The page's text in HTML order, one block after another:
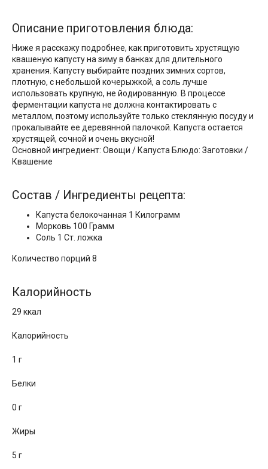
Описание приготовления блюда:
Ниже я расскажу подробнее, как приготовить хрустящую
квашеную капусту на зиму в банках для длительного
хранения. Капусту выбирайте поздних зимних сортов,
плотную, с небольшой кочерыжкой, а соль лучше
использовать крупную, не йодированную. В процессе
ферментации капуста не должна контактировать с
металлом, поэтому используйте только стеклянную посуду и
прокалывайте ее деревянной палочкой. Капуста остается
хрустящей, сочной и очень вкусной!
Основной ингредиент: Овощи / Капуста Блюдо: Заготовки /
Квашение
Состав / Ингредиенты рецепта:
Капуста белокочанная 1 Килограмм
Морковь 100 Грамм
Соль 1 Ст. ложка
Количество порций 8
Калорийность
29 ккал
Калорийность
1 г
Белки
0 г
Жиры
5 г